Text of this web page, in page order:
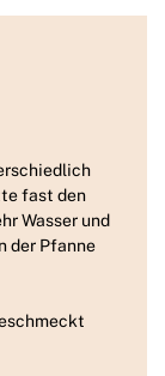
fast den
Wasser und
der Pfanne